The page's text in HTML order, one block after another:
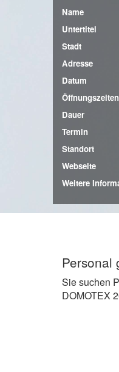
Name
Untertitel
Stadt
Adresse
Datum
Öffnungszeiten
Dauer
Termin
Standort
Webseite
Weitere
Personal
Sie suchen
DOMOTEX